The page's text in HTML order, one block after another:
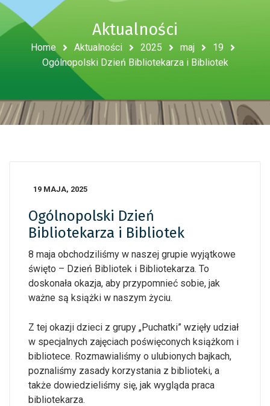
Aktualności
Home Aktualności 2025 maj
19
Ogólnopolski Dzień Bibliotekarza i Bibliotek
19 MAJA, 2025
Ogólnopolski Dzień
Bibliotekarza i Bibliotek
8 maja obchodziliśmy w naszej grupie wyjątkowe
święto – Dzień Bibliotek i Bibliotekarza. To
doskonała okazja, aby przypomnieć sobie, jak
ważne są książki w naszym życiu.
Z tej okazji dzieci z grupy „Puchatki” wzięły udział
w specjalnych zajęciach poświęconych książkom i
bibliotece. Rozmawialiśmy o ulubionych bajkach,
poznaliśmy zasady korzystania z biblioteki, a
także dowiedzieliśmy się, jak wygląda praca
bibliotekarza.